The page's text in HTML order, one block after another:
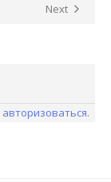
Next
авторизоваться.